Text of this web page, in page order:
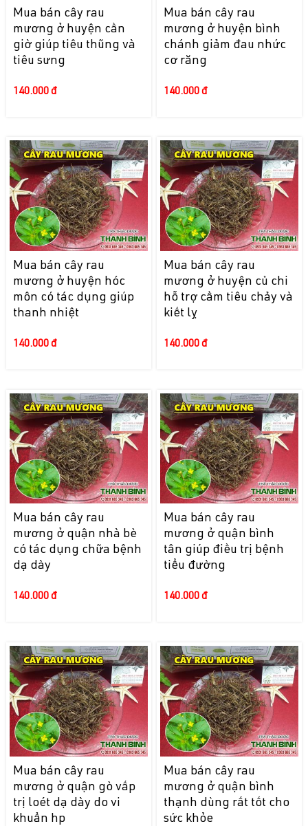
Mua bán cây rau
mương ở huyện cần
giờ giúp tiêu thũng và
tiêu sưng
140.000 đ
Mua bán cây rau
mương ở huyện bình
chánh giảm đau nhức
cơ răng
140.000 đ
Mua bán cây rau
mương ở huyện hóc
môn có tác dụng giúp
thanh nhiệt
140.000 đ
Mua bán cây rau
mương ở huyện củ chi
hỗ trợ cầm tiêu chảy và
kiết lỵ
140.000 đ
Mua bán cây rau
mương ở quận nhà bè
có tác dụng chữa bệnh
dạ dày
140.000 đ
Mua bán cây rau
mương ở quận bình
tân giúp điều trị bệnh
tiểu đường
140.000 đ
Mua bán cây rau
mương ở quận gò vấp
trị loét dạ dày do vi
khuẩn hp
Mua bán cây rau
mương ở quận bình
thạnh dùng rất tốt cho
sức khỏe